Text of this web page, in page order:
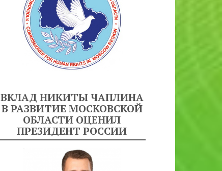
ВКЛАД НИКИТЫ ЧАПЛИНА
В РАЗВИТИЕ МОСКОВСКОЙ
ОБЛАСТИ ОЦЕНИЛ
ПРЕЗИДЕНТ РОССИИ